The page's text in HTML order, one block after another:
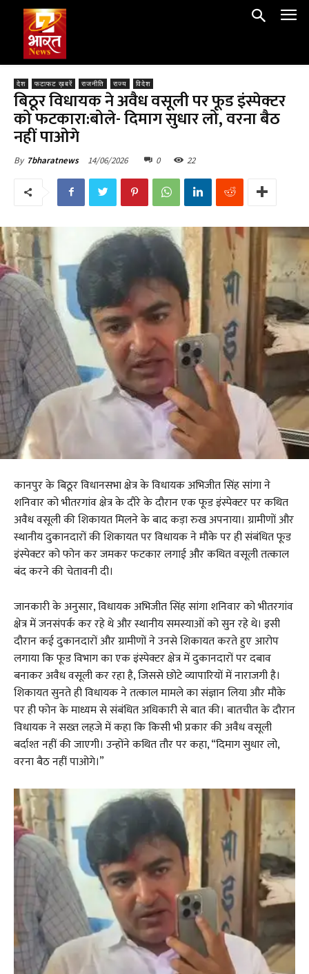
देश फटाफट ख़बरें राजनीति राज्य विदेश
बिठूर विधायक ने अवैध वसूली पर फूड इंस्पेक्टर
को फटकारा:बोले- दिमाग सुधार लो, वरना बैठ
नहीं पाओगे
By 7bharatnews 14/06/2026 0 22
कानपुर के बिठूर विधानसभा क्षेत्र के विधायक अभिजीत सिंह सांगा ने
शनिवार को भीतरगांव क्षेत्र के दौरे के दौरान एक फूड इंस्पेक्टर पर कथित
अवैध वसूली की शिकायत मिलने के बाद कड़ा रुख अपनाया। ग्रामीणों और
स्थानीय दुकानदारों की शिकायत पर विधायक ने मौके पर ही संबंधित फूड
इंस्पेक्टर को फोन कर जमकर फटकार लगाई और कथित वसूली तत्काल
बंद करने की चेतावनी दी।
जानकारी के अनुसार, विधायक अभिजीत सिंह सांगा शनिवार को भीतरगांव
क्षेत्र में जनसंपर्क कर रहे थे और स्थानीय समस्याओं को सुन रहे थे। इसी
दौरान कई दुकानदारों और ग्रामीणों ने उनसे शिकायत करते हुए आरोप
लगाया कि फूड विभाग का एक इंस्पेक्टर क्षेत्र में दुकानदारों पर दबाव
बनाकर अवैध वसूली कर रहा है, जिससे छोटे व्यापारियों में नाराजगी है।
शिकायत सुनते ही विधायक ने तत्काल मामले का संज्ञान लिया और मौके
पर ही फोन के माध्यम से संबंधित अधिकारी से बात की। बातचीत के दौरान
विधायक ने सख्त लहजे में कहा कि किसी भी प्रकार की अवैध वसूली
बर्दाश्त नहीं की जाएगी। उन्होंने कथित तौर पर कहा, “दिमाग सुधार लो,
वरना बैठ नहीं पाओगे।”